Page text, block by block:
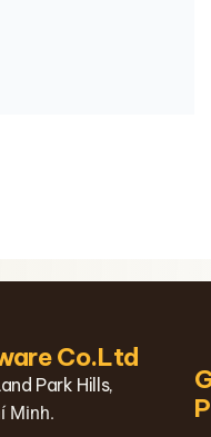
Co.Ltd
Park Hills,
Minh.